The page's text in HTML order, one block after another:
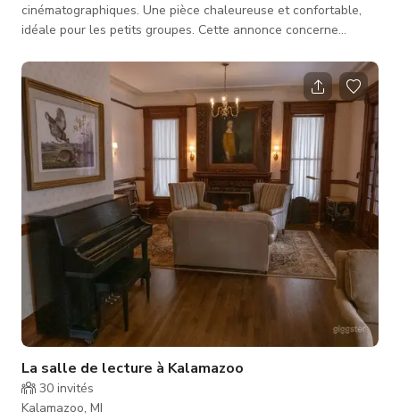
cinématographiques. Une pièce chaleureuse et confortable,
idéale pour les petits groupes. Cette annonce concerne
La salle de lecture à Kalamazoo
30 invités
Kalamazoo, MI